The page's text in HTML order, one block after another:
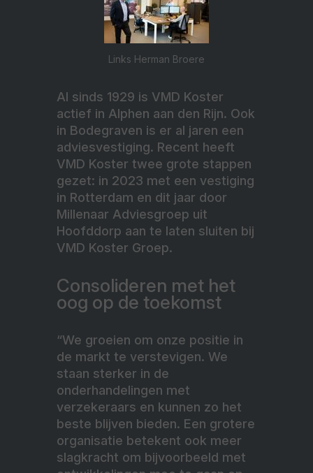
Links Herman Broere
Al sinds 1929 is VMD Koster
actief in Alphen aan den Rijn. Ook
in Bodegraven is er al jaren een
adviesvestiging. Recent heeft
VMD Koster twee grote stappen
gezet: in 2023 met een vestiging
in Rotterdam en dit jaar door
Millenaar Adviesgroep uit
Hoofddorp aan te laten sluiten bij
VMD Koster Groep.
Consolideren met het
oog op de toekomst
“We groeien om onze positie in
de markt te verstevigen. We
staan sterker in de
onderhandelingen met
verzekeraars en kunnen zo het
beste blijven bieden. Een grotere
organisatie betekent ook meer
slagkracht om bijvoorbeeld met